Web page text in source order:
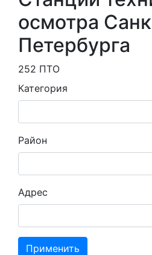
осмотра
Петербурга
252 ПТО
Категория
Район
Адрес
Применить